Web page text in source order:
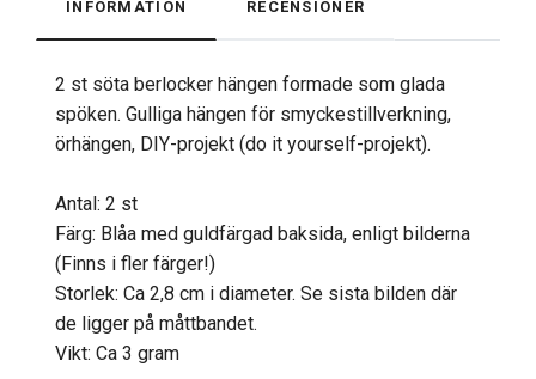
INFORMATION RECENSIONER
2 st söta berlocker hängen formade som glada
spöken. Gulliga hängen för smyckestillverkning,
örhängen, DIY-projekt (do it yourself-projekt).
Antal: 2 st
Färg: Blåa med guldfärgad baksida, enligt bilderna
(Finns i fler färger!)
Storlek: Ca 2,8 cm i diameter. Se sista bilden där
de ligger på måttbandet.
Vikt: Ca 3 gram